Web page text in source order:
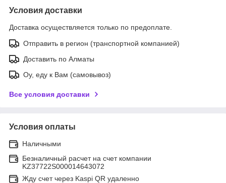
Условия доставки
Доставка осуществляется только по предоплате.
Отправить в регион (транспортной компанией)
Доставить по Алматы
Оу, еду к Вам (самовывоз)
Все условия доставки
Условия оплаты
Наличными
Безналичный расчет на счет компании
KZ37722S000014643072
Жду счет через Kaspi QR удаленно